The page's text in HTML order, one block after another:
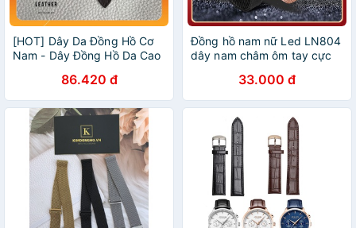
[HOT] Dây Da Đồng Hồ Cơ
Nam - Dây Đồng Hồ Da Cao
86.420 đ
Đồng hồ nam nữ Led LN804
dây nam châm ôm tay cực
chống nước tốt
33.000 đ